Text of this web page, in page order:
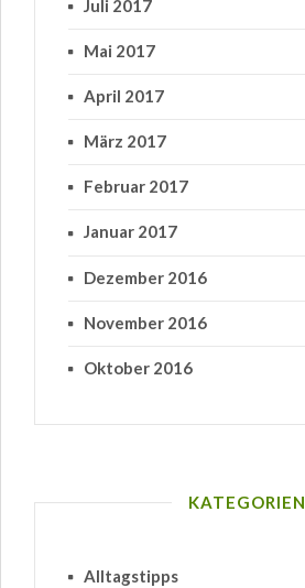
Juli 2017
Mai 2017
April 2017
März 2017
Februar 2017
Januar 2017
Dezember 2016
November 2016
Oktober 2016
KATEGORIEN
Alltagstipps